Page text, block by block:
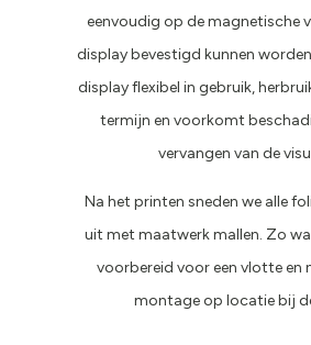
eenvoudig op de magnetische
display bevestigd kunnen
display flexibel in gebruik,
termijn en voorkomt
vervangen van de
Na het printen sneden we alle
uit met maatwerk mallen. Zo
voorbereid voor een vlotte en
montage op locatie bij